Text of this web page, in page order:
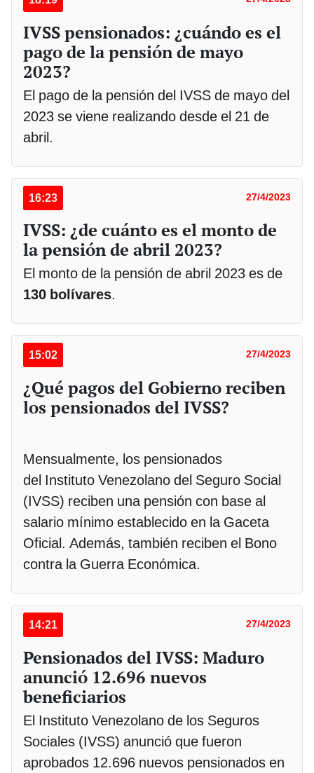
IVSS pensionados: ¿cuándo es el
pago de la pensión de mayo
2023?
El pago de la pensión del IVSS de mayo del
2023 se viene realizando desde el 21 de
abril.
16:23 27/4/2023
IVSS: ¿de cuánto es el monto de
la pensión de abril 2023?
El monto de la pensión de abril 2023 es de
130 bolívares.
15:02 27/4/2023
¿Qué pagos del Gobierno reciben
los pensionados del IVSS?
Mensualmente, los pensionados
del Instituto Venezolano del Seguro Social
(IVSS) reciben una pensión con base al
salario mínimo establecido en la Gaceta
Oficial. Además, también reciben el Bono
contra la Guerra Económica.
14:21 27/4/2023
Pensionados del IVSS: Maduro
anunció 12.696 nuevos
beneficiarios
El Instituto Venezolano de los Seguros
Sociales (IVSS) anunció que fueron
aprobados 12.696 nuevos pensionados en